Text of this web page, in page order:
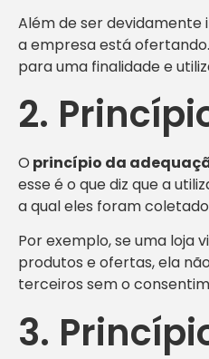
Além de ser devidamente
a empresa está
para uma finalidade e
2.
O princípio da
esse é o que diz que a
a qual eles foram
Por exemplo, se uma loja
produtos e ofertas, ela
terceiros sem o
3.